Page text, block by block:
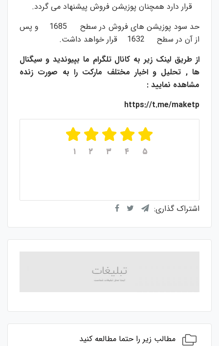
قرار دارد همچنان پوزیشن فروش پیشنهاد می گردد.
حد سود پوزیشن های فروش در سطح 1685 و پس
از آن در سطح 1632 قرار خواهد داشت.
از طریق لینک زیر به کانال تلگرام ما بپیوندید و سیگنال
ها , تحلیل و اخبار مختلف مارکت را به صورت زنده
مشاهده نمایید :
https://t.me/maketp
۱ ۲ ۳ ۴ ۵
اشتراک گذاری:
مطالب زیر را حتما مطالعه کنید